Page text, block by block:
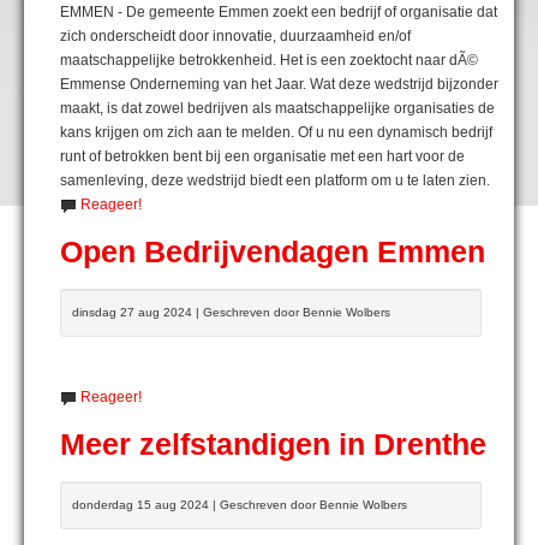
EMMEN - De gemeente Emmen zoekt een bedrijf of organisatie dat
zich onderscheidt door innovatie, duurzaamheid en/of
maatschappelijke betrokkenheid. Het is een zoektocht naar dÃ©
Emmense Onderneming van het Jaar. Wat deze wedstrijd bijzonder
maakt, is dat zowel bedrijven als maatschappelijke organisaties de
kans krijgen om zich aan te melden. Of u nu een dynamisch bedrijf
runt of betrokken bent bij een organisatie met een hart voor de
samenleving, deze wedstrijd biedt een platform om u te laten zien.
Reageer!
Open Bedrijvendagen Emmen
dinsdag 27 aug 2024 | Geschreven door Bennie Wolbers
Reageer!
Meer zelfstandigen in Drenthe
donderdag 15 aug 2024 | Geschreven door Bennie Wolbers